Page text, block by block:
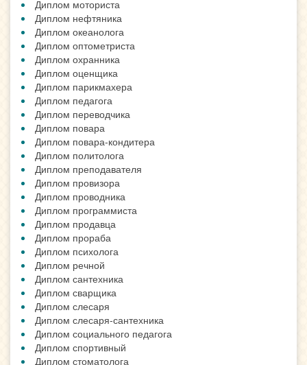
Диплом моториста
Диплом нефтяника
Диплом океанолога
Диплом оптометриста
Диплом охранника
Диплом оценщика
Диплом парикмахера
Диплом педагога
Диплом переводчика
Диплом повара
Диплом повара-кондитера
Диплом политолога
Диплом преподавателя
Диплом провизора
Диплом проводника
Диплом программиста
Диплом продавца
Диплом прораба
Диплом психолога
Диплом речной
Диплом сантехника
Диплом сварщика
Диплом слесаря
Диплом слесаря-сантехника
Диплом социального педагога
Диплом спортивный
Диплом стоматолога